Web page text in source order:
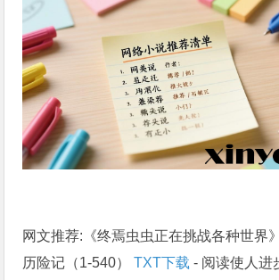
网文推荐:《终焉虫虫正在挑战各种世界
历险记（1-540）TXT下载 - 阅读使人进